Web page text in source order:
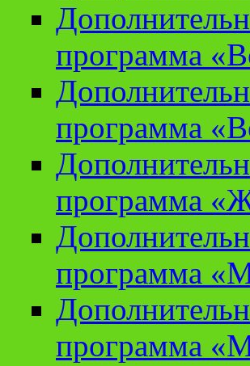
программа
программа
программа
программа
программа